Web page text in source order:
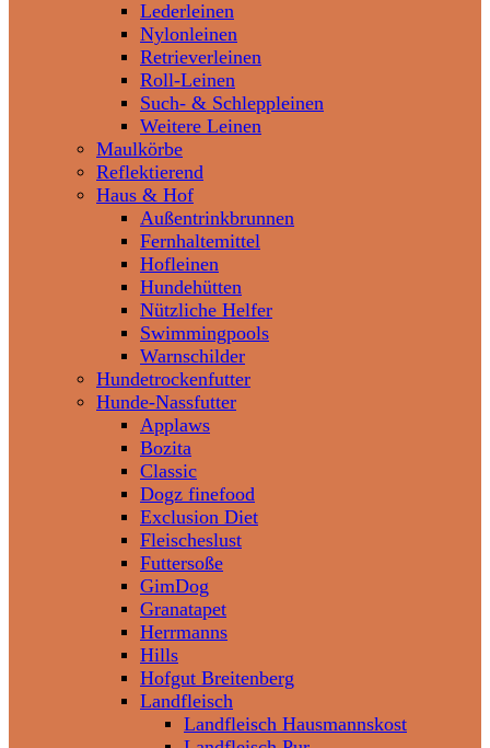
Lederleinen
Nylonleinen
Retrieverleinen
Roll-Leinen
Such- & Schleppleinen
Weitere Leinen
Maulkörbe
Reflektierend
Haus & Hof
Außentrinkbrunnen
Fernhaltemittel
Hofleinen
Hundehütten
Nützliche Helfer
Swimmingpools
Warnschilder
Hundetrockenfutter
Hunde-Nassfutter
Applaws
Bozita
Classic
Dogz finefood
Exclusion Diet
Fleischeslust
Futtersoße
GimDog
Granatapet
Herrmanns
Hills
Hofgut Breitenberg
Landfleisch
Landfleisch Hausmannskost